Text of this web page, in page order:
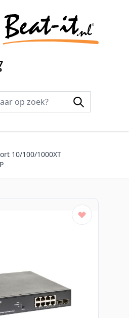
10/100/1000XT